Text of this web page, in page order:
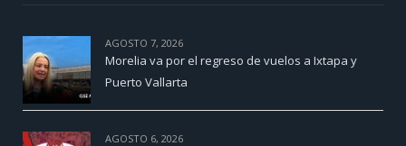
AGOSTO 7, 2026
Morelia va por el regreso de vuelos a Ixtapa y
Puerto Vallarta
AGOSTO 6, 2026